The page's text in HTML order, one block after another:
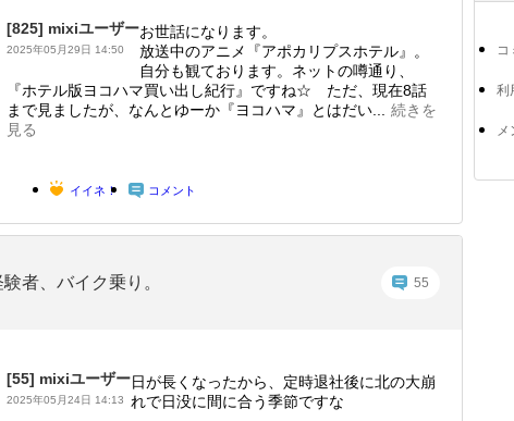
[825] mixiユーザー
2025年05月29日 14:50
お世話になります。
放送中のアニメ『アポカリプスホテル』。
自分も観ております。ネットの噂通り、
『ホテル版ヨコハマ買い出し紀行』ですね☆ ただ、現在8話
まで見ましたが、なんとゆーか『ヨコハマ』とはだい...
続きを
見る
イイネ！ コメント
者、バイク乗り。 55
[55] mixiユーザー
2025年05月24日 14:13
日が長くなったから、定時退社後に北の大崩
れで日没に間に合う季節ですな
コ
利
メ